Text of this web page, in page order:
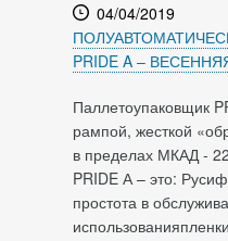
04/04/2019
PRIDE A –
Паллетоупаковщик
рампой, жесткой
в пределах МКАД -
PRIDE А – это:
простота в